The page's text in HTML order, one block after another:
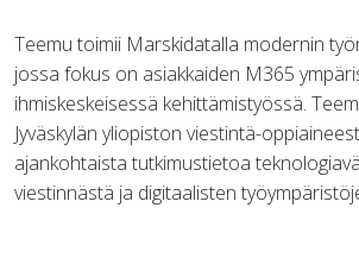
Teemu toimii Marskidatalla modernin
jossa fokus on asiakkaiden M365
ihmiskeskeisessä kehittämistyössä.
Jyväskylän yliopiston viestintä-
ajankohtaista tutkimustietoa
viestinnästä ja digitaalisten